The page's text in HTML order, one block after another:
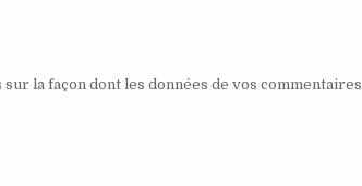
sur la façon dont les données de vos